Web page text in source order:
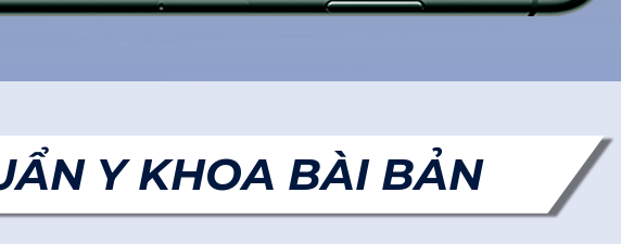
Y KHOA BÀI BẢN